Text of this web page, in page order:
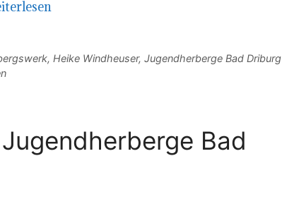
, Heike Windheuser, Jugendherberge Bad Driburg
Bad